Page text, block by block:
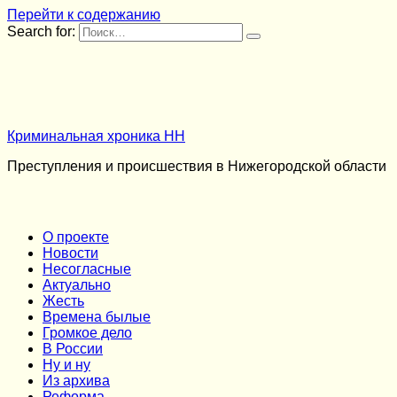
Перейти к содержанию
Search for:
Криминальная хроника НН
Преступления и происшествия в Нижегородской области
О проекте
Новости
Несогласные
Актуально
Жесть
Времена былые
Громкое дело
В России
Ну и ну
Из архива